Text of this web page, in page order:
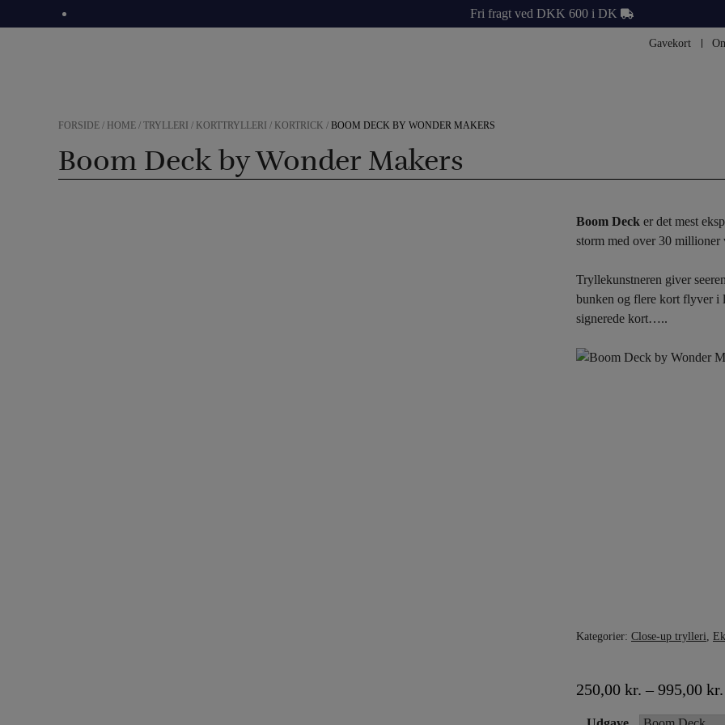
til
Fri fragt ved DKK 600 i DK
Gavekort
FORSIDE / HOME / TRYLLERI / KORTTRYLLERI / KORTRICK / BOOM DECK BY WONDER MAKERS
Boom Deck by Wonder Makers
Boom Deck er det mest
storm med over 30 millioner
Tryllekunstneren giver
bunken og flere kort flyver i
signerede kort…..
Kategorier: Close-up trylleri
250,00 kr. – 995,00 kr.